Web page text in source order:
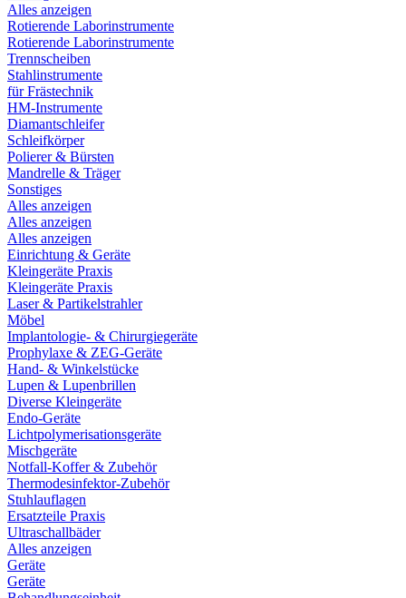
Alles anzeigen
Rotierende Laborinstrumente
Rotierende Laborinstrumente
Trennscheiben
Stahlinstrumente
für Frästechnik
HM-Instrumente
Diamantschleifer
Schleifkörper
Polierer & Bürsten
Mandrelle & Träger
Sonstiges
Alles anzeigen
Alles anzeigen
Alles anzeigen
Einrichtung & Geräte
Kleingeräte Praxis
Kleingeräte Praxis
Laser & Partikelstrahler
Möbel
Implantologie- & Chirurgiegeräte
Prophylaxe & ZEG-Geräte
Hand- & Winkelstücke
Lupen & Lupenbrillen
Diverse Kleingeräte
Endo-Geräte
Lichtpolymerisationsgeräte
Mischgeräte
Notfall-Koffer & Zubehör
Thermodesinfektor-Zubehör
Stuhlauflagen
Ersatzteile Praxis
Ultraschallbäder
Alles anzeigen
Geräte
Geräte